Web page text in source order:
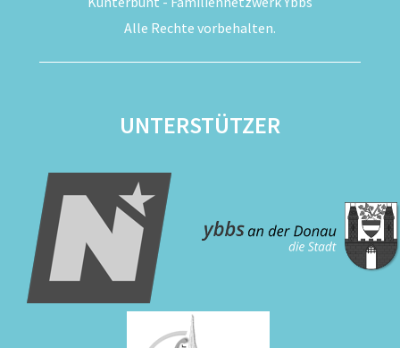
Alle Rechte vorbehalten.
UNTERSTÜTZER